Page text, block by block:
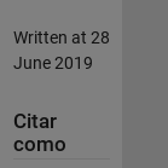
Written at 28
June 2019
Citar
como